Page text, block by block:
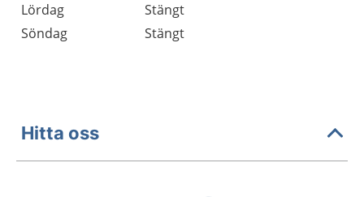
Lördag
Stängt
Söndag
Stängt
Hitta oss